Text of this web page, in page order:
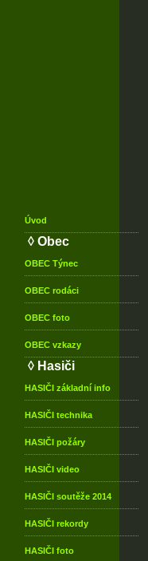
Úvod
◊ Obec
OBEC Týnec
OBEC rodáci
OBEC foto
OBEC vzkazy
◊ Hasiči
HASIČI základní info
HASIČI technika
HASIČI požáry
HASIČI video
HASIČI soutěže 2014
HASIČI rekordy
HASIČI foto